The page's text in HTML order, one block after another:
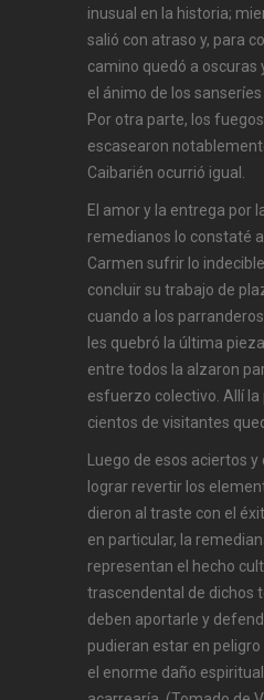
inusual en la historia;
salió con atraso y, para
camino quedó a oscuras
el ánimo de los
Por otra parte, los
escasearon
Caibarién ocurrió igual.
El amor y la entrega por
remedianos lo constaté
Carmen sufrir lo
concluir su trabajo de
cuando a los
les quebró la última
entre todos la alzaron
esfuerzo colectivo. Allí la
cientos de visitantes
Luego de esos aciertos
lograr revertir los
dieron al traste con el
en particular, la
representan el hecho
trascendental de dichos
deben aportarle y
pudieran estar en
el enorme daño